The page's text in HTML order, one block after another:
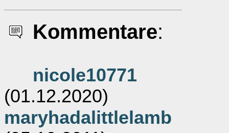
Kommentare:
nicole10771
(01.12.2020)
maryhadalittlelamb